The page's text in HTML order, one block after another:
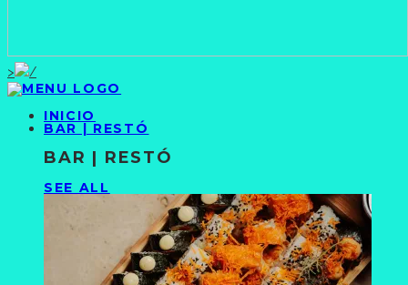
>
INICIO
BAR | RESTÓ
BAR | RESTÓ
SEE ALL